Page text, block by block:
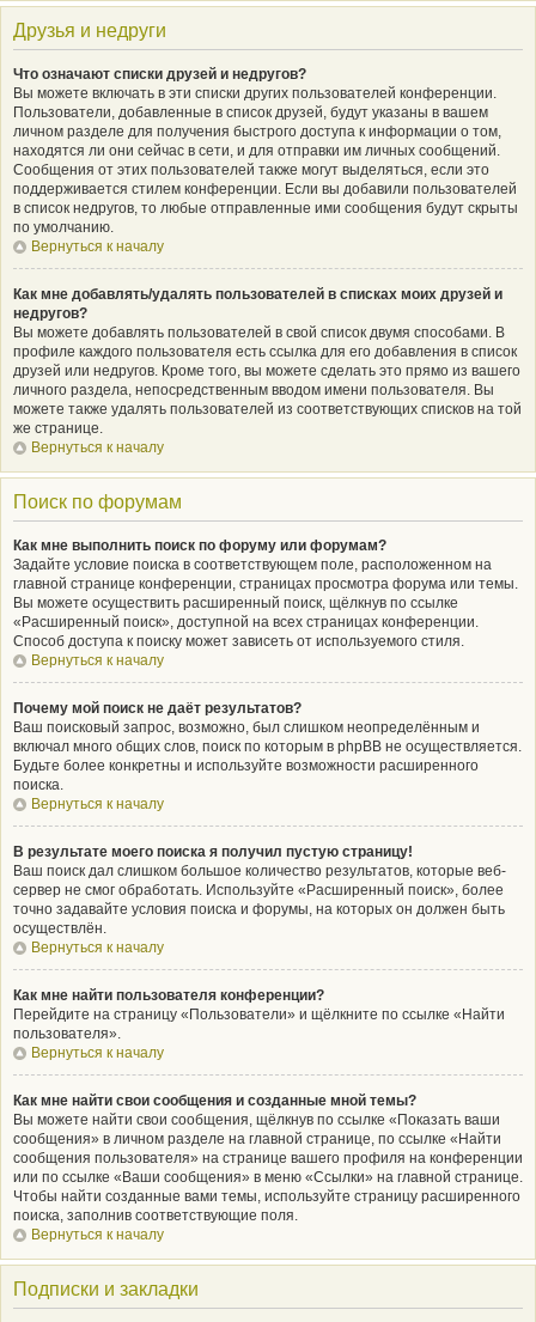
Друзья и недруги
Что означают списки друзей и недругов?
Вы можете включать в эти списки других пользователей конференции.
Пользователи, добавленные в список друзей, будут указаны в вашем
личном разделе для получения быстрого доступа к информации о том,
находятся ли они сейчас в сети, и для отправки им личных сообщений.
Сообщения от этих пользователей также могут выделяться, если это
поддерживается стилем конференции. Если вы добавили пользователей
в список недругов, то любые отправленные ими сообщения будут скрыты
по умолчанию.
Вернуться к началу
Как мне добавлять/удалять пользователей в списках моих друзей и
недругов?
Вы можете добавлять пользователей в свой список двумя способами. В
профиле каждого пользователя есть ссылка для его добавления в список
друзей или недругов. Кроме того, вы можете сделать это прямо из вашего
личного раздела, непосредственным вводом имени пользователя. Вы
можете также удалять пользователей из соответствующих списков на той
же странице.
Вернуться к началу
Поиск по форумам
Как мне выполнить поиск по форуму или форумам?
Задайте условие поиска в соответствующем поле, расположенном на
главной странице конференции, страницах просмотра форума или темы.
Вы можете осуществить расширенный поиск, щёлкнув по ссылке
«Расширенный поиск», доступной на всех страницах конференции.
Способ доступа к поиску может зависеть от используемого стиля.
Вернуться к началу
Почему мой поиск не даёт результатов?
Ваш поисковый запрос, возможно, был слишком неопределённым и
включал много общих слов, поиск по которым в phpBB не осуществляется.
Будьте более конкретны и используйте возможности расширенного
поиска.
Вернуться к началу
В результате моего поиска я получил пустую страницу!
Ваш поиск дал слишком большое количество результатов, которые веб-
сервер не смог обработать. Используйте «Расширенный поиск», более
точно задавайте условия поиска и форумы, на которых он должен быть
осуществлён.
Вернуться к началу
Как мне найти пользователя конференции?
Перейдите на страницу «Пользователи» и щёлкните по ссылке «Найти
пользователя».
Вернуться к началу
Как мне найти свои сообщения и созданные мной темы?
Вы можете найти свои сообщения, щёлкнув по ссылке «Показать ваши
сообщения» в личном разделе на главной странице, по ссылке «Найти
сообщения пользователя» на странице вашего профиля на конференции
или по ссылке «Ваши сообщения» в меню «Ссылки» на главной странице.
Чтобы найти созданные вами темы, используйте страницу расширенного
поиска, заполнив соответствующие поля.
Вернуться к началу
Подписки и закладки